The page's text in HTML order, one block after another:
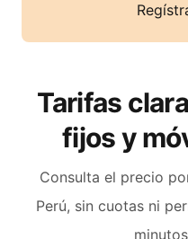
Tarifas
fijos y
Consulta el precio
Perú, sin cuotas ni